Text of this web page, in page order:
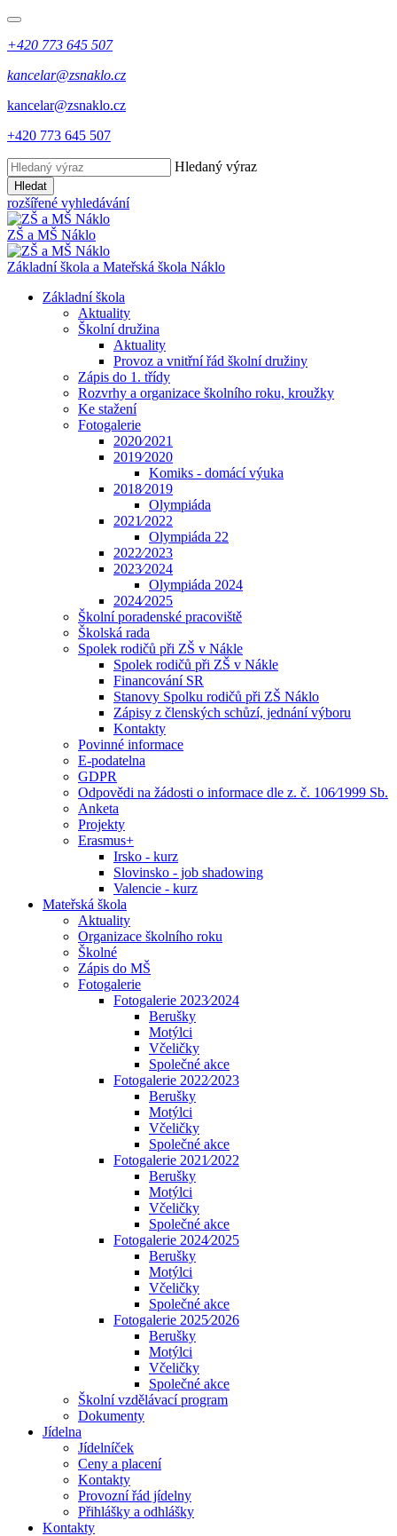
+420 773 645 507
kancelar@zsnaklo.cz
kancelar@zsnaklo.cz
+420 773 645 507
Hledaný výraz
Hledat
rozšířené vyhledávání
ZŠ a MŠ Náklo
Základní škola a Mateřská škola Náklo
Základní škola
Aktuality
Školní družina
Aktuality
Provoz a vnitřní řád školní družiny
Zápis do 1. třídy
Rozvrhy a organizace školního roku, kroužky
Ke stažení
Fotogalerie
2020⁄2021
2019⁄2020
Komiks - domácí výuka
2018⁄2019
Olympiáda
2021⁄2022
Olympiáda 22
2022⁄2023
2023⁄2024
Olympiáda 2024
2024⁄2025
Školní poradenské pracoviště
Školská rada
Spolek rodičů při ZŠ v Nákle
Spolek rodičů při ZŠ v Nákle
Financování SR
Stanovy Spolku rodičů při ZŠ Náklo
Zápisy z členských schůzí, jednání výboru
Kontakty
Povinné informace
E-podatelna
GDPR
Odpovědi na žádosti o informace dle z. č. 106⁄1999 Sb.
Anketa
Projekty
Erasmus+
Irsko - kurz
Slovinsko - job shadowing
Valencie - kurz
Mateřská škola
Aktuality
Organizace školního roku
Školné
Zápis do MŠ
Fotogalerie
Fotogalerie 2023⁄2024
Berušky
Motýlci
Včeličky
Společné akce
Fotogalerie 2022⁄2023
Berušky
Motýlci
Včeličky
Společné akce
Fotogalerie 2021⁄2022
Berušky
Motýlci
Včeličky
Společné akce
Fotogalerie 2024⁄2025
Berušky
Motýlci
Včeličky
Společné akce
Fotogalerie 2025⁄2026
Berušky
Motýlci
Včeličky
Společné akce
Školní vzdělávací program
Dokumenty
Jídelna
Jídelníček
Ceny a placení
Kontakty
Provozní řád jídelny
Přihlášky a odhlášky
Kontakty